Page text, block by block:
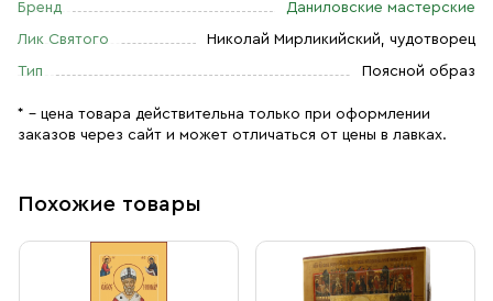
Бренд Даниловские мастерские
Лик Святого Николай Мирликийский, чудотворец
Тип Поясной образ
* – цена товара действительна только при оформлении
заказов через сайт и может отличаться от цены в лавках.
Похожие товары